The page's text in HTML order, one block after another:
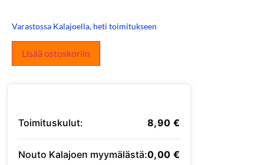
Varastossa Kalajoella, heti toimitukseen
Lisää ostoskoriin
Toimituskulut: 8,90 €
Nouto Kalajoen myymälästä:0,00 €